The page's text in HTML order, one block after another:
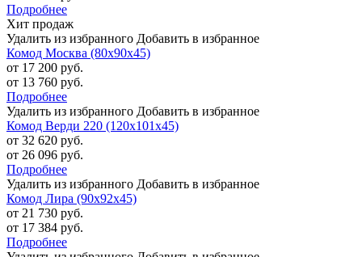
Подробнее
Хит продаж
Удалить из избранного Добавить в избранное
Комод Москва (80х90х45)
от 17 200 руб.
от 13 760 руб.
Подробнее
Удалить из избранного Добавить в избранное
Комод Верди 220 (120х101х45)
от 32 620 руб.
от 26 096 руб.
Подробнее
Удалить из избранного Добавить в избранное
Комод Лира (90х92х45)
от 21 730 руб.
от 17 384 руб.
Подробнее